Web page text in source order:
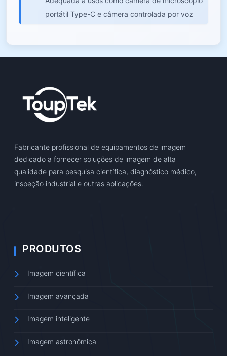
portátil Type-C e câmera controlada por voz
Fabricante profissional de equipamentos de imagem
dedicado a fornecer soluções de imagem de alta
qualidade para pesquisa científica, diagnóstico médico,
inspeção industrial e outras aplicações.
PRODUTOS
Imagem científica
Imagem avançada
Imagem inteligente
Imagem astronômica